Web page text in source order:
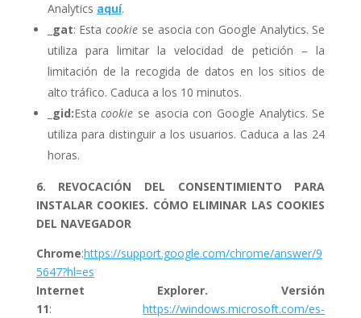
Analytics aquí.
gat: Estacookie se asocia con Google Analytics. Se
utiliza para limitar la velocidad de petición – la
limitación de la recogida de datos en los sitios de
alto tráfico. Caduca a los 10 minutos.
_gid:Estacookie se asocia con Google Analytics. Se
utiliza para distinguir a los usuarios. Caduca a las 24
horas.
6. REVOCACIÓN DEL CONSENTIMIENTO PARA
INSTALAR COOKIES. CÓMO ELIMINAR LAS COOKIES
DEL NAVEGADOR
Chrome:https://support.google.com/chrome/answer/9
5647?hl=es
Internet Explorer.Versión
11:https://windows.microsoft.com/es-